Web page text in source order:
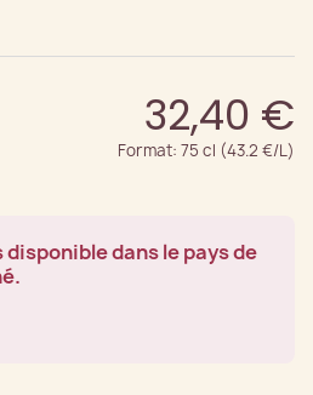
32,40 €
Format: 75 cl (43.2 €/L)
dans le pays de